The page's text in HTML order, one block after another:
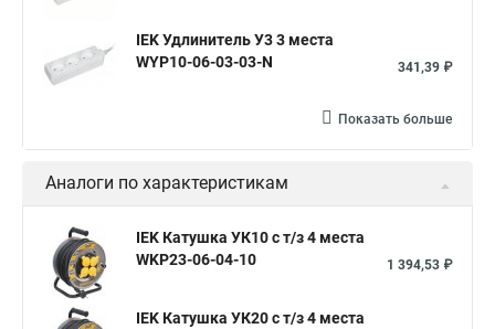
IEK Удлинитель У3 3 места
WYP10-06-03-03-N
341,39 ₽
Показать больше
Аналоги по характеристикам
IEK Катушка УК10 с т/з 4 места
WKP23-06-04-10
1 394,53 ₽
IEK Катушка УК20 с т/з 4 места